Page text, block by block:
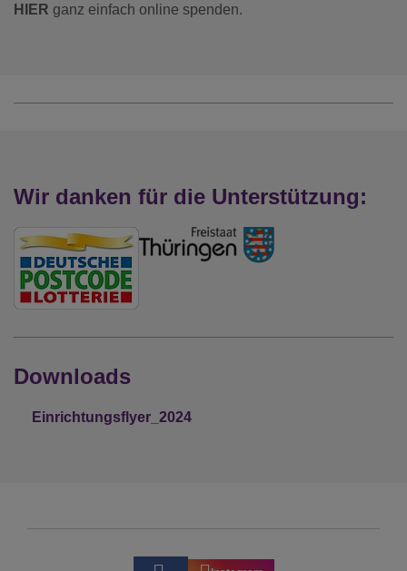
HIER ganz einfach online spenden.
Wir danken für die Unterstützung:
Downloads
Einrichtungsflyer_2024